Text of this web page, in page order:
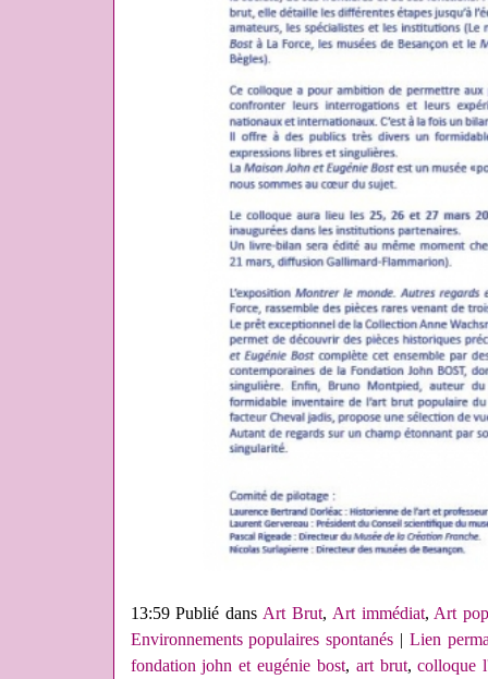
13:59 Publié dansArt Brut, Art immédiat,Art
Environnements populaires spontanés | Lien
fondation john et eugénie bost, art brut,colloque